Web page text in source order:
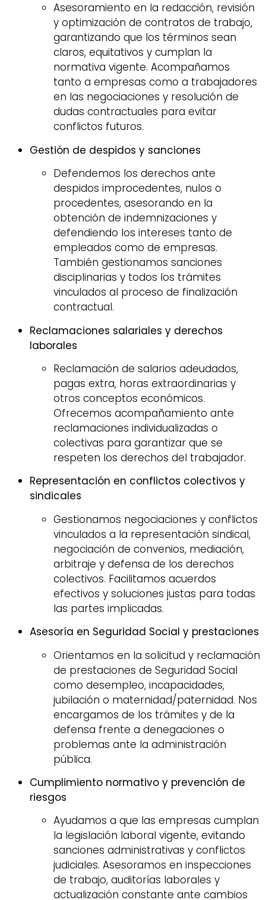
Asesoramiento en la redacción, revisión
y optimización de contratos de trabajo,
garantizando que los términos sean
claros, equitativos y cumplan la
normativa vigente. Acompañamos
tanto a empresas como a trabajadores
en las negociaciones y resolución de
dudas contractuales para evitar
conflictos futuros.
Gestión de despidos y sanciones
Defendemos los derechos ante
despidos improcedentes, nulos o
procedentes, asesorando en la
obtención de indemnizaciones y
defendiendo los intereses tanto de
empleados como de empresas.
También gestionamos sanciones
disciplinarias y todos los trámites
vinculados al proceso de finalización
contractual.
Reclamaciones salariales y derechos
laborales
Reclamación de salarios adeudados,
pagas extra, horas extraordinarias y
otros conceptos económicos.
Ofrecemos acompañamiento ante
reclamaciones individualizadas o
colectivas para garantizar que se
respeten los derechos del trabajador.
Representación en conflictos colectivos y
sindicales
Gestionamos negociaciones y conflictos
vinculados a la representación sindical,
negociación de convenios, mediación,
arbitraje y defensa de los derechos
colectivos. Facilitamos acuerdos
efectivos y soluciones justas para todas
las partes implicadas.
Asesoría en Seguridad Social y prestaciones
Orientamos en la solicitud y reclamación
de prestaciones de Seguridad Social
como desempleo, incapacidades,
jubilación o maternidad/paternidad. Nos
encargamos de los trámites y de la
defensa frente a denegaciones o
problemas ante la administración
pública.
Cumplimiento normativo y prevención de
riesgos
Ayudamos a que las empresas cumplan
la legislación laboral vigente, evitando
sanciones administrativas y conflictos
judiciales. Asesoramos en inspecciones
de trabajo, auditorías laborales y
actualización constante ante cambios